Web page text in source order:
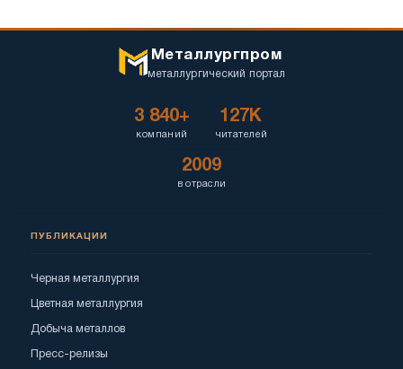
Металлургпром
металлургический портал
3 840+
компаний
127K
читателей
2009
в отрасли
ПУБЛИКАЦИИ
Черная металлургия
Цветная металлургия
Добыча металлов
Пресс-релизы